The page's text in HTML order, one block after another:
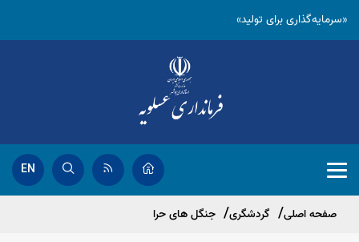
«سرمایه‌گذاری برای تولید»
EN
صفحه اصلی گردشگری جنگل های حرا